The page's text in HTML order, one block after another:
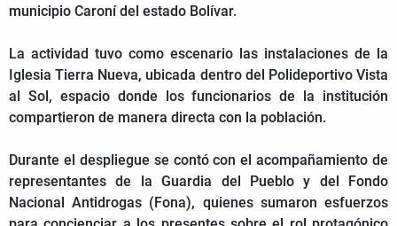
municipio Caroní del estado Bolívar.
La actividad tuvo como escenario las instalaciones de la
Iglesia Tierra Nueva, ubicada dentro del Polideportivo Vista
al Sol, espacio donde los funcionarios de la institución
compartieron de manera directa con la población.
Durante el despliegue se contó con el acompañamiento de
representantes de la Guardia del Pueblo y del Fondo
Nacional Antidrogas (Fona), quienes sumaron esfuerzos